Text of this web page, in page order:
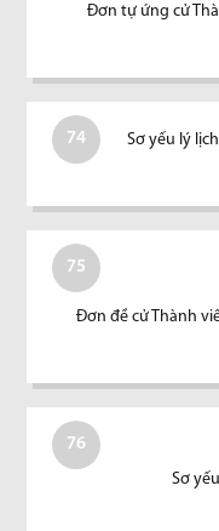
Đơn tự ứng cử
74 Sơ yếu lý
75
Đơn đề cử Thành
76
Sơ